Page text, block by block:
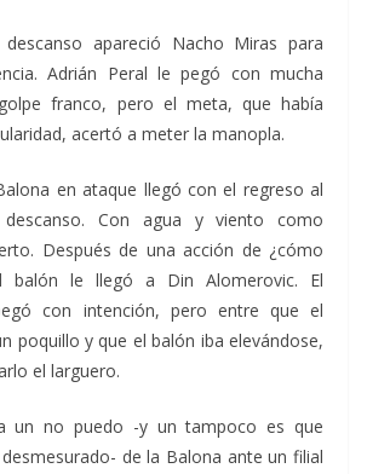
apareció Nacho Miras para
Adrián Peral le pegó con mucha
franco, pero el meta, que había
acertó a meter la manopla.
en ataque llegó con el regreso al
Con agua y viento como
Después de una acción de ¿cómo
balón le llegó a Din Alomerovic. El
con intención, pero entre que el
poquillo y que el balón iba elevándose,
el larguero.
un no puedo -y un tampoco es que
de la Balona ante un filial